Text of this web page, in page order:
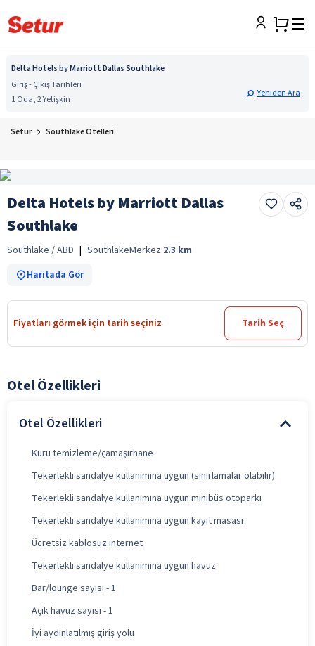
Delta Hotels by Marriott Dallas Southlake
Giriş - Çıkış Tarihleri
1 Oda, 2 Yetişkin
Yeniden Ara
Setur Southlake Otelleri
Delta Hotels by Marriott Dallas
Southlake
Southlake / ABD | SouthlakeMerkez:2.3 km
Haritada Gör
Fiyatları görmek için tarih seçiniz Tarih Seç
Otel Özellikleri
Otel Özellikleri
Kuru temizleme/çamaşırhane
Tekerlekli sandalye kullanımına uygun (sınırlamalar olabilir)
Tekerlekli sandalye kullanımına uygun minibüs otoparkı
Tekerlekli sandalye kullanımına uygun kayıt masası
Ücretsiz kablosuz internet
Tekerlekli sandalye kullanımına uygun havuz
Bar/lounge sayısı - 1
Açık havuz sayısı - 1
İyi aydınlatılmış giriş yolu